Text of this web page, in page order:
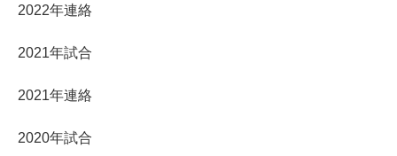
2022年連絡
2021年試合
2021年連絡
2020年試合